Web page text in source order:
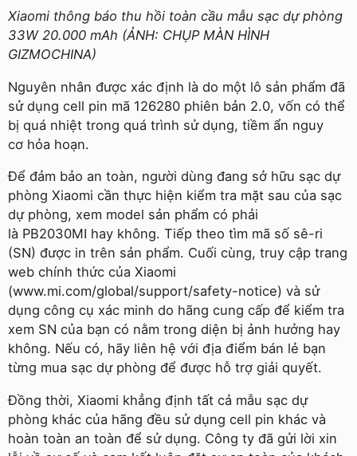
Xiaomi thông báo thu hồi toàn cầu mẫu sạc dự phòng
33W 20.000 mAh (ẢNH: CHỤP MÀN HÌNH
GIZMOCHINA)
Nguyên nhân được xác định là do một lô sản phẩm đã
sử dụng cell pin mã 126280 phiên bản 2.0, vốn có thể
bị quá nhiệt trong quá trình sử dụng, tiềm ẩn nguy
cơ hỏa hoạn.
Để đảm bảo an toàn, người dùng đang sở hữu sạc dự
phòng Xiaomi cần thực hiện kiểm tra mặt sau của sạc
dự phòng, xem model sản phẩm có phải
là PB2030MI hay không. Tiếp theo tìm mã số sê-ri
(SN) được in trên sản phẩm. Cuối cùng, truy cập trang
web chính thức của Xiaomi
(www.mi.com/global/support/safety-notice) và sử
dụng công cụ xác minh do hãng cung cấp để kiểm tra
xem SN của bạn có nằm trong diện bị ảnh hưởng hay
không. Nếu có, hãy liên hệ với địa điểm bán lẻ bạn
từng mua sạc dự phòng để được hỗ trợ giải quyết.
Đồng thời, Xiaomi khẳng định tất cả mẫu sạc dự
phòng khác của hãng đều sử dụng cell pin khác và
hoàn toàn an toàn để sử dụng. Công ty đã gửi lời xin